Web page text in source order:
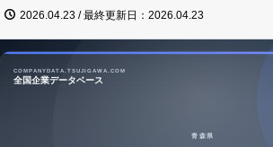
2026.04.23 / 最終更新日：2026.04.23